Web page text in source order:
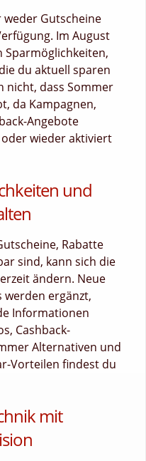
Gutscheine
Im August
Sparmöglichkeiten,
du aktuell sparen
nicht, dass Sommer
da Kampagnen,
Angebote
wieder aktiviert
und
Rabatte
sind, kann sich die
ändern. Neue
werden ergänzt,
Informationen
Cashback-
Alternativen und
Vorteilen findest du
mit